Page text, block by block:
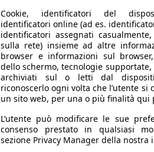
Cookie, identificatori del
identificatori online (ad es.
identificatori assegnati
sulla rete) insieme ad altre
browser e informazioni sul
dello schermo, tecnologie supportate,
archiviati sul o letti dal
riconoscerlo ogni volta che l’utente si
un sito web, per una o più finalità qui
L’utente può modificare le sue
consenso prestato in qualsiasi
sezione Privacy Manager della nostra